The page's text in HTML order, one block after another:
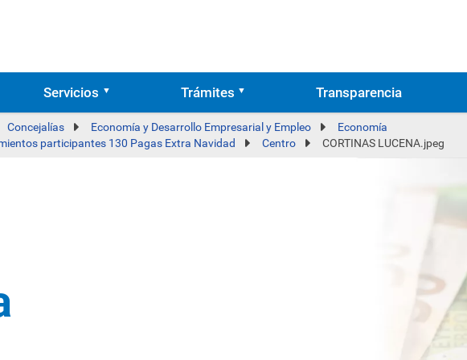
Servicios Trámites Transparencia
Concejalías Economía y Desarrollo Empresarial y Empleo
Economía
participantes 130 Pagas Extra Navidad
Centro CORTINAS LUCENA.jpeg